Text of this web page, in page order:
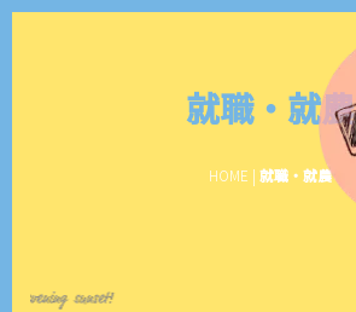
就職・就農
HOME | 就職・就農